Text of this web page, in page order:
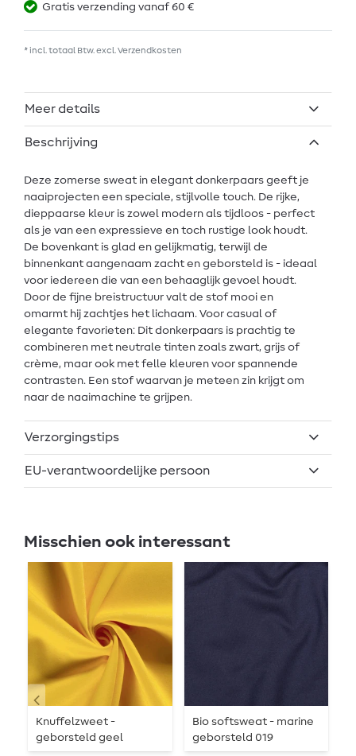
Gratis verzending vanaf 60 €
* incl. totaal Btw. excl. Verzendkosten
Meer details
Beschrijving
Deze zomerse sweat in elegant donkerpaars geeft je
naaiprojecten een speciale, stijlvolle touch. De rijke,
dieppaarse kleur is zowel modern als tijdloos - perfect
als je van een expressieve en toch rustige look houdt.
De bovenkant is glad en gelijkmatig, terwijl de
binnenkant aangenaam zacht en geborsteld is - ideaal
voor iedereen die van een behaaglijk gevoel houdt.
Door de fijne breistructuur valt de stof mooi en
omarmt hij zachtjes het lichaam. Voor casual of
elegante favorieten: Dit donkerpaars is prachtig te
combineren met neutrale tinten zoals zwart, grijs of
crème, maar ook met felle kleuren voor spannende
contrasten. Een stof waarvan je meteen zin krijgt om
naar de naaimachine te grijpen.
Verzorgingstips
EU-verantwoordelijke persoon
Misschien ook interessant
Knuffelzweet -
geborsteld geel
Bio softsweat - marine
geborsteld 019